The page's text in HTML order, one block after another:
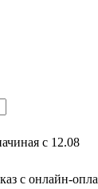
с 12.08
с онлайн-